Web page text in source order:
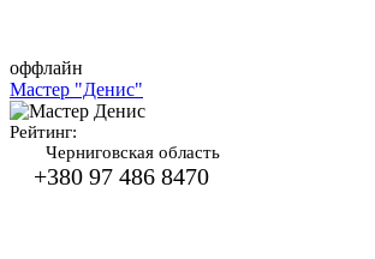
оффлайн
Мастер "Денис"
Рейтинг:
Черниговская область
+380 97 486 8470